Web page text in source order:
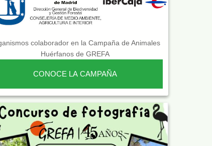
colaborador en la Campaña de Animales
Huérfanos de GREFA
CONOCE LA CAMPAÑA